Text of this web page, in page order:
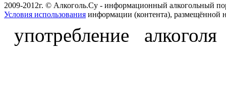
2009-2012г. © Алкоголь.Су - информационный алкогольный
Условия использования информации (контента), размещённой
употребление